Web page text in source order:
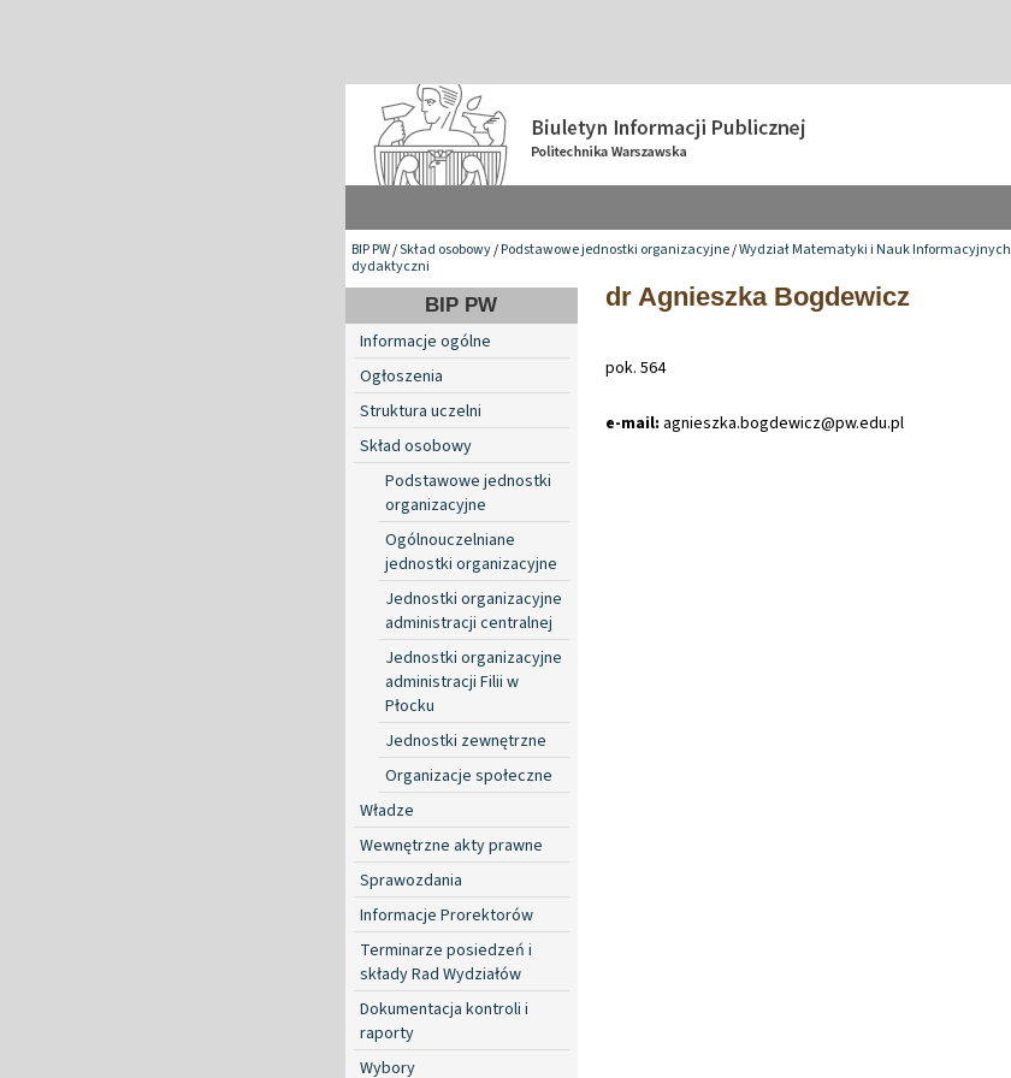
BIP PW/Skład osobowy/Podstawowe jednostki organizacyjne/Wydział Matematyki i Nauk Informacyjnych
dydaktyczni
BIP PW
Informacje ogólne
Ogłoszenia
Struktura uczelni
Skład osobowy
Podstawowe jednostki
organizacyjne
Ogólnouczelniane
jednostki organizacyjne
Jednostki organizacyjne
administracji centralnej
Jednostki organizacyjne
administracji Filii w
Płocku
Jednostki zewnętrzne
Organizacje społeczne
Władze
Wewnętrzne akty prawne
Sprawozdania
Informacje Prorektorów
Terminarze posiedzeń i
składy Rad Wydziałów
Dokumentacja kontroli i
raporty
Wybory
dr Agnieszka Bogdewicz
pok. 564
e-mail: agnieszka.bogdewicz@pw.edu.pl